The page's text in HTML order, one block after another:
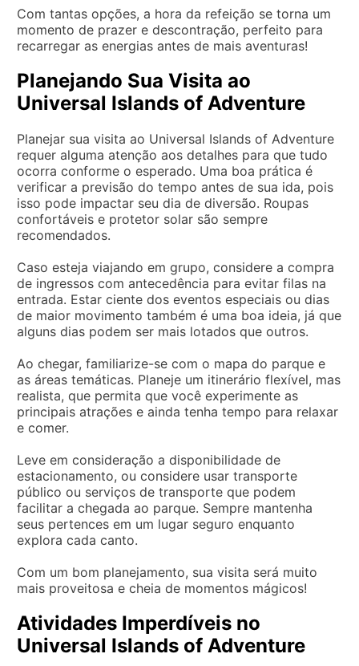
Com tantas opções, a hora da refeição se torna um
momento de prazer e descontração, perfeito para
recarregar as energias antes de mais aventuras!
Planejando Sua Visita ao
Universal Islands of Adventure
Planejar sua visita ao Universal Islands of Adventure
requer alguma atenção aos detalhes para que tudo
ocorra conforme o esperado. Uma boa prática é
verificar a previsão do tempo antes de sua ida, pois
isso pode impactar seu dia de diversão. Roupas
confortáveis e protetor solar são sempre
recomendados.
Caso esteja viajando em grupo, considere a compra
de ingressos com antecedência para evitar filas na
entrada. Estar ciente dos eventos especiais ou dias
de maior movimento também é uma boa ideia, já que
alguns dias podem ser mais lotados que outros.
Ao chegar, familiarize-se com o mapa do parque e
as áreas temáticas. Planeje um itinerário flexível, mas
realista, que permita que você experimente as
principais atrações e ainda tenha tempo para relaxar
e comer.
Leve em consideração a disponibilidade de
estacionamento, ou considere usar transporte
público ou serviços de transporte que podem
facilitar a chegada ao parque. Sempre mantenha
seus pertences em um lugar seguro enquanto
explora cada canto.
Com um bom planejamento, sua visita será muito
mais proveitosa e cheia de momentos mágicos!
Atividades Imperdíveis no
Universal Islands of Adventure